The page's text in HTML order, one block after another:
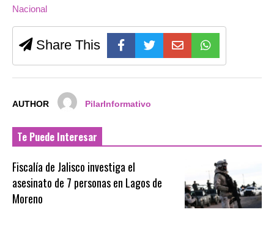
Nacional
Share This
AUTHOR PilarInformativo
Te Puede Interesar
Fiscalía de Jalisco investiga el
asesinato de 7 personas en Lagos de
Moreno